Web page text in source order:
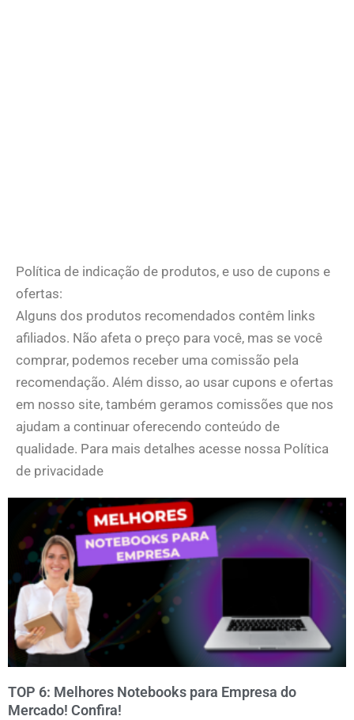
Política de indicação de produtos, e uso de cupons e
ofertas:
Alguns dos produtos recomendados contêm links
afiliados. Não afeta o preço para você, mas se você
comprar, podemos receber uma comissão pela
recomendação. Além disso, ao usar cupons e ofertas
em nosso site, também geramos comissões que nos
ajudam a continuar oferecendo conteúdo de
qualidade. Para mais detalhes acesse nossa Política
de privacidade
TOP 6: Melhores Notebooks para Empresa do
Mercado! Confira!